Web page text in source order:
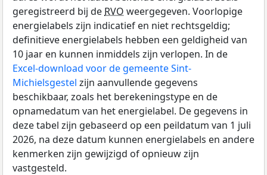
geregistreerd bij de RVO weergegeven. Voorlopige
energielabels zijn indicatief en niet rechtsgeldig;
definitieve energielabels hebben een geldigheid van
10 jaar en kunnen inmiddels zijn verlopen. In de
Excel-download voor de gemeente Sint-
Michielsgestel zijn aanvullende gegevens
beschikbaar, zoals het berekeningstype en de
opnamedatum van het energielabel. De gegevens in
deze tabel zijn gebaseerd op een peildatum van 1 juli
2026, na deze datum kunnen energielabels en andere
kenmerken zijn gewijzigd of opnieuw zijn
vastgesteld.